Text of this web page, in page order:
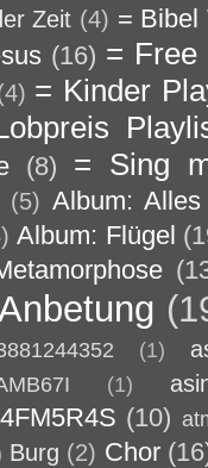
Zeit (4) = Bibel
(16) = Free
= Kinder
(8) = Sing
(5) Album:
Album: Flügel
(1)
(1)
(10)
Burg (2) Chor